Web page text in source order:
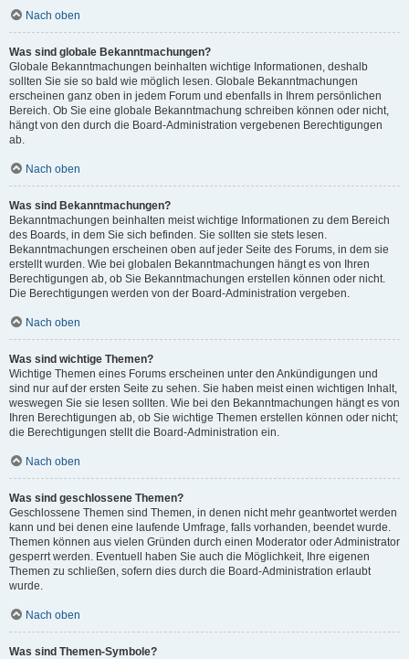
Nach oben
Was sind globale Bekanntmachungen?
Globale Bekanntmachungen beinhalten wichtige Informationen, deshalb
sollten Sie sie so bald wie möglich lesen. Globale Bekanntmachungen
erscheinen ganz oben in jedem Forum und ebenfalls in Ihrem persönlichen
Bereich. Ob Sie eine globale Bekanntmachung schreiben können oder nicht,
hängt von den durch die Board-Administration vergebenen Berechtigungen
ab.
Nach oben
Was sind Bekanntmachungen?
Bekanntmachungen beinhalten meist wichtige Informationen zu dem Bereich
des Boards, in dem Sie sich befinden. Sie sollten sie stets lesen.
Bekanntmachungen erscheinen oben auf jeder Seite des Forums, in dem sie
erstellt wurden. Wie bei globalen Bekanntmachungen hängt es von Ihren
Berechtigungen ab, ob Sie Bekanntmachungen erstellen können oder nicht.
Die Berechtigungen werden von der Board-Administration vergeben.
Nach oben
Was sind wichtige Themen?
Wichtige Themen eines Forums erscheinen unter den Ankündigungen und
sind nur auf der ersten Seite zu sehen. Sie haben meist einen wichtigen Inhalt,
weswegen Sie sie lesen sollten. Wie bei den Bekanntmachungen hängt es von
Ihren Berechtigungen ab, ob Sie wichtige Themen erstellen können oder nicht;
die Berechtigungen stellt die Board-Administration ein.
Nach oben
Was sind geschlossene Themen?
Geschlossene Themen sind Themen, in denen nicht mehr geantwortet werden
kann und bei denen eine laufende Umfrage, falls vorhanden, beendet wurde.
Themen können aus vielen Gründen durch einen Moderator oder Administrator
gesperrt werden. Eventuell haben Sie auch die Möglichkeit, Ihre eigenen
Themen zu schließen, sofern dies durch die Board-Administration erlaubt
wurde.
Nach oben
Was sind Themen-Symbole?